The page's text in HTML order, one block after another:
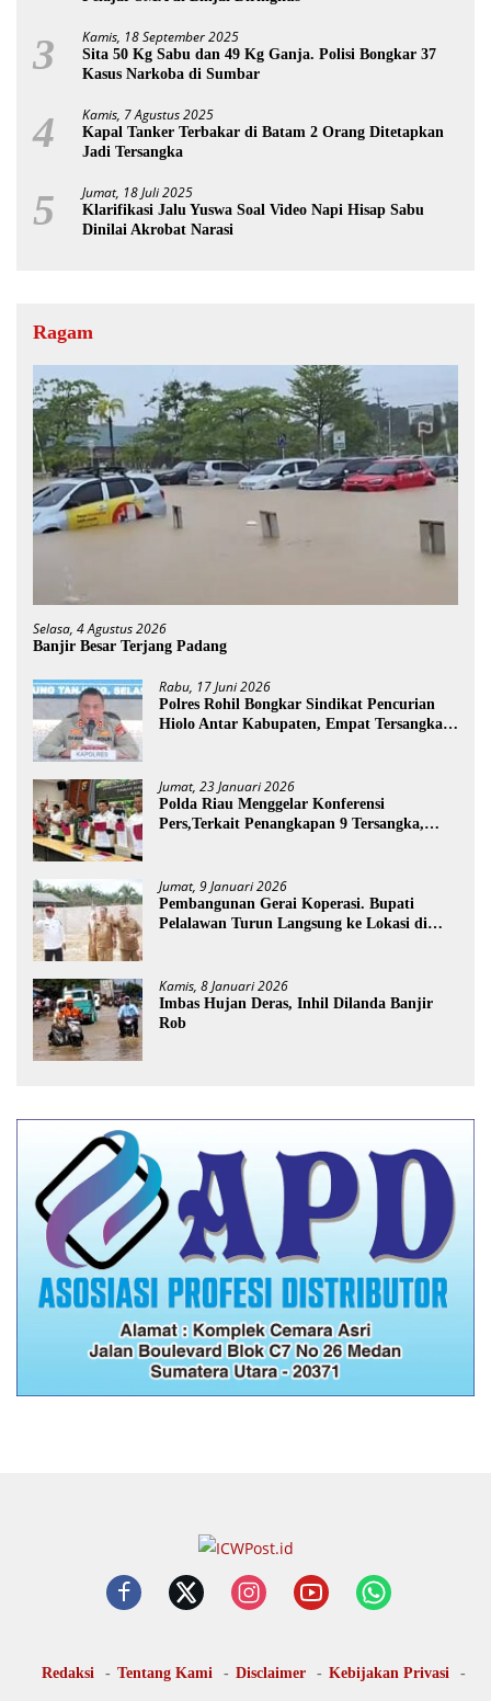
3 Kamis, 18 September 2025
Sita 50 Kg Sabu dan 49 Kg Ganja. Polisi Bongkar 37
Kasus Narkoba di Sumbar
4 Kamis, 7 Agustus 2025
Kapal Tanker Terbakar di Batam 2 Orang Ditetapkan
Jadi Tersangka
5 Jumat, 18 Juli 2025
Klarifikasi Jalu Yuswa Soal Video Napi Hisap Sabu
Dinilai Akrobat Narasi
Ragam
Selasa, 4 Agustus 2026
Banjir Besar Terjang Padang
Rabu, 17 Juni 2026
Polres Rohil Bongkar Sindikat Pencurian
Hiolo Antar Kabupaten, Empat Tersangka
Jumat, 23 Januari 2026
Polda Riau Menggelar Konferensi
Pers,Terkait Penangkapan 9 Tersangka,
Jumat, 9 Januari 2026
Pembangunan Gerai Koperasi. Bupati
Pelalawan Turun Langsung ke Lokasi di
Kamis, 8 Januari 2026
Imbas Hujan Deras, Inhil Dilanda Banjir
Rob
Redaksi Tentang Kami Disclaimer Kebijakan Privasi